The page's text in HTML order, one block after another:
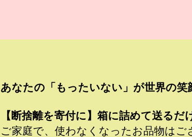
あなたの「もったいない」が世界の笑
【断捨離を寄付に】箱に詰めて送るだ
ご家庭で、使わなくなったお品物はご